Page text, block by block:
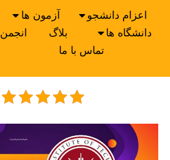
اعزام دانشجو
آزمون ها
دانشگاه ها
بلاگ
انجمن
تماس با ما